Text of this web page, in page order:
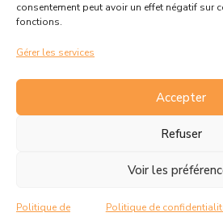
consentement peut avoir un effet négatif sur
fonctions.
Gérer les services
Accepter
Refuser
Voir les
Politique de Politique de
mairie de Rousset. En savoir plus
Politique de confidentialité